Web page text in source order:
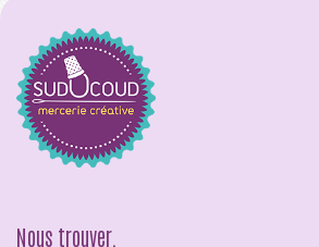
Nous trouver.